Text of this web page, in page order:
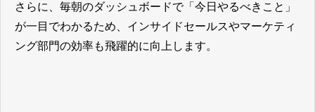
さらに、毎朝のダッシュボードで「今日やるべきこと」
が一目でわかるため、インサイドセールスやマーケティ
ング部門の効率も飛躍的に向上します。